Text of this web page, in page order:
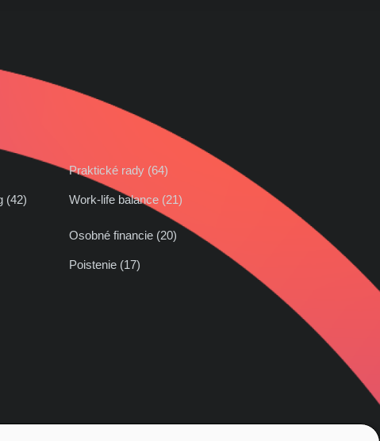
Obchod a marketing (42)
Praktické rady (64)
Work-life balance (21)
Osobné financie (20)
Poistenie (17)